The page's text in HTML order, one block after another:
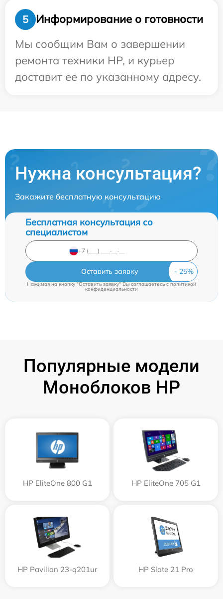
5
Информирование о готовности
Мы сообщим Вам о завершении
ремонта техники HP, и курьер
доставит ее по указанному адресу.
Нужна консультация?
Закажите бесплатную консультацию
Бесплатная консультация со
специалистом
Оставить заявку
Нажимая на кнопку "Оставить заявку" Вы соглашаетесь cполитикой
конфиденциальности
Популярные модели
Моноблоков HP
HP EliteOne 800 G1 HP EliteOne 705 G1
HP Pavilion 23-q201ur HP Slate 21 Pro